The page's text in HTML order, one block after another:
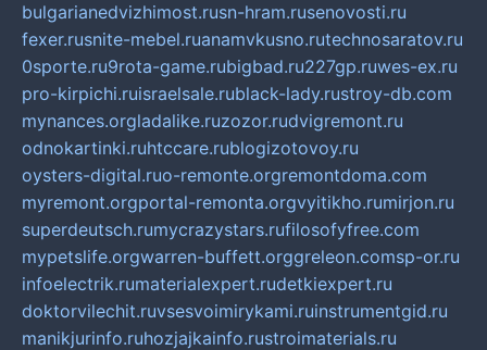
bulgarianedvizhimost.rusn-hram.rusenovosti.ru
fexer.rusnite-mebel.ruanamvkusno.rutechnosaratov.ru
0sporte.ru9rota-game.rubigbad.ru227gp.ruwes-ex.ru
pro-kirpichi.ruisraelsale.rublack-lady.rustroy-db.com
mynances.orgladalike.ruzozor.rudvigremont.ru
odnokartinki.ruhtccare.rublogizotovoy.ru
oysters-digital.ruo-remonte.orgremontdoma.com
myremont.orgportal-remonta.orgvyitikho.rumirjon.ru
superdeutsch.rumycrazystars.rufilosofyfree.com
mypetslife.orgwarren-buffett.orggreleon.comsp-or.ru
infoelectrik.rumaterialexpert.rudetkiexpert.ru
doktorvilechit.ruvsesvoimirykami.ruinstrumentgid.ru
manikjurinfo.ruhozjajkainfo.rustroimaterials.ru